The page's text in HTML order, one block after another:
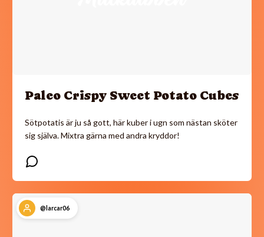
Paleo Crispy Sweet Potato Cubes
Sötpotatis är ju så gott, här kuber i ugn som nästan sköter
sig själva. Mixtra gärna med andra kryddor!
@larcar06